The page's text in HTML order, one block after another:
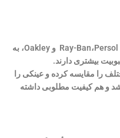
برندهای معتبر: برندهای شناخته شده مانند Ray-Ban،Persol و Oakley، به
بیشتری دارند.
را مقایسه کرده و عینکی را
و هم کیفیت مطلوبی داشته